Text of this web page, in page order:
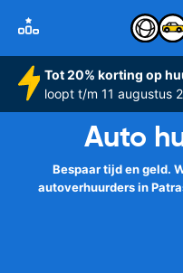
Tot 20% korting op
loopt t/m 11 augustus
Auto
Bespaar tijd en geld.
autoverhuurders in